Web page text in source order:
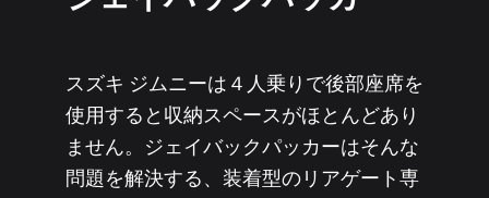
スズキ ジムニーは４人乗りで後部座席を
使用すると収納スペースがほとんどあり
ません。ジェイバックパッカーはそんな
問題を解決する、装着型のリアゲート専